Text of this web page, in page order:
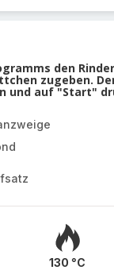
den
zugeben.
und auf "Start"
130 °C